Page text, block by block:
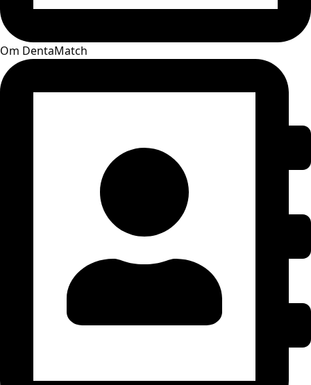
Om DentaMatch